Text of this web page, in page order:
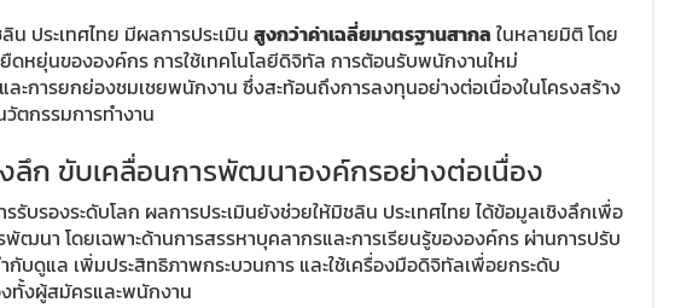
น ประเทศไทย มีผลการประเมิน สูงกว่าค่าเฉลี่ยมาตรฐานสากล ในหลายมิติ โดย
ดหยุ่นขององค์กร การใช้เทคโนโลยีดิจิทัล การต้อนรับพนักงานใหม่
ละการยกย่องชมเชยพนักงาน ซึ่งสะท้อนถึงการลงทุนอย่างต่อเนื่องในโครงสร้าง
ตกรรมการทำงาน
ลึก ขับเคลื่อนการพัฒนาองค์กรอย่างต่อเนื่อง
รับรองระดับโลก ผลการประเมินยังช่วยให้มิชลิน ประเทศไทย ได้ข้อมูลเชิงลึกเพื่อ
ฒนา โดยเฉพาะด้านการสรรหาบุคลากรและการเรียนรู้ขององค์กร ผ่านการปรับ
กับดูแล เพิ่มประสิทธิภาพกระบวนการ และใช้เครื่องมือดิจิทัลเพื่อยกระดับ
ทั้งผู้สมัครและพนักงาน